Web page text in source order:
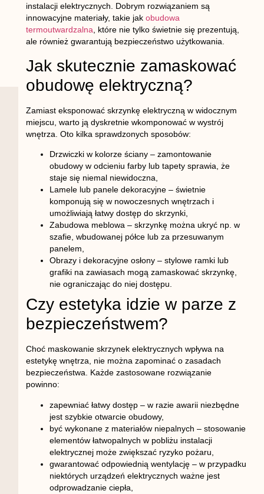
instalacji elektrycznych. Dobrym rozwiązaniem są
innowacyjne materiały, takie jak obudowa
termoutwardzalna, które nie tylko świetnie się prezentują,
ale również gwarantują bezpieczeństwo użytkowania.
Jak skutecznie zamaskować
obudowę elektryczną?
Zamiast eksponować skrzynkę elektryczną w widocznym
miejscu, warto ją dyskretnie wkomponować w wystrój
wnętrza. Oto kilka sprawdzonych sposobów:
Drzwiczki w kolorze ściany– zamontowanie
obudowy w odcieniu farby lub tapety sprawia, że
staje się niemal niewidoczna,
Lamele lub panele dekoracyjne– świetnie
komponują się w nowoczesnych wnętrzach i
umożliwiają łatwy dostęp do skrzynki,
Zabudowa meblowa – skrzynkę można ukryć np. w
szafie, wbudowanej półce lub za przesuwanym
panelem,
Obrazy i dekoracyjne osłony– stylowe ramki lub
grafiki na zawiasach mogą zamaskować skrzynkę,
nie ograniczając do niej dostępu.
Czy estetyka idzie w parze z
bezpieczeństwem?
Choć maskowanie skrzynek elektrycznych wpływa na
estetykę wnętrza, nie można zapominać o zasadach
bezpieczeństwa. Każde zastosowane rozwiązanie
powinno:
zapewniać łatwy dostęp– w razie awarii niezbędne
jest szybkie otwarcie obudowy,
być wykonane z materiałów niepalnych – stosowanie
elementów łatwopalnych w pobliżu instalacji
elektrycznej może zwiększać ryzyko pożaru,
gwarantować odpowiednią wentylację– w przypadku
niektórych urządzeń elektrycznych ważne jest
odprowadzanie ciepła,